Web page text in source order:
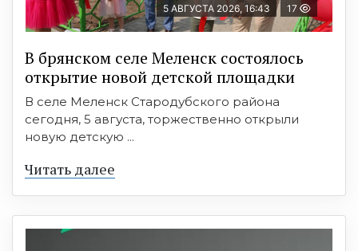
5 АВГУСТА 2026, 16:43 17
В брянском селе Меленск состоялось
открытие новой детской площадки
В селе Меленск Стародубского района
сегодня, 5 августа, торжественно открыли
новую детскую ...
Читать далее